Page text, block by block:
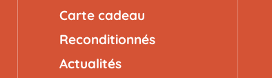
Carte cadeau
Reconditionnés
Actualités